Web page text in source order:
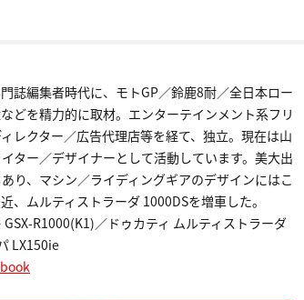
誌編集者時代に、モトGP／鈴鹿8耐／全日本ロー
どを精力的に取材。エンターテインメント系フリ
レクター／広告代理店等を経て、独立。現在は山
ター／デザイナーとして活動しています。美大出
り、マシン／ライディングギアのデザインにはこ
、ムルティストラーダ 1000DSを増車した。
R1000(K1)／ドゥカティ ムルティストラーダ
LX150ie